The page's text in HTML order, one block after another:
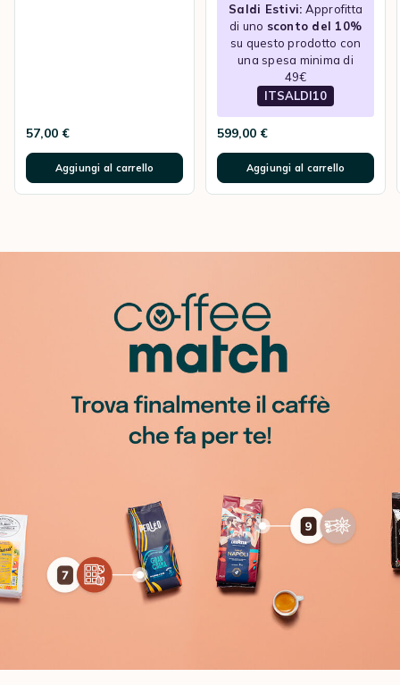
57,00 €
Aggiungi al carrello
Saldi Estivi: Approfitta
di uno sconto del 10%
su questo prodotto con
una spesa minima di
49€
ITSALDI10
599,00 €
Aggiungi al carrello